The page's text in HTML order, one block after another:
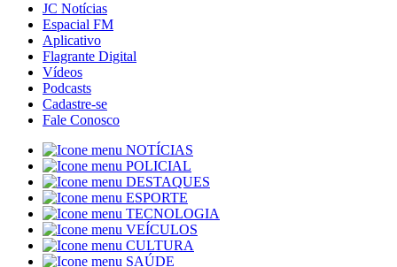
JC Notícias
Espacial FM
Aplicativo
Flagrante Digital
Vídeos
Podcasts
Cadastre-se
Fale Conosco
NOTÍCIAS
POLICIAL
DESTAQUES
ESPORTE
TECNOLOGIA
VEÍCULOS
CULTURA
SAÚDE